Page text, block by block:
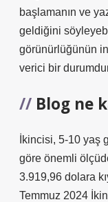
başlamanın ve
geldiğini
görünürlüğünün
verici bir
Blog ne
İkincisi, 5-10 yaş
göre önemli
3.919,96 dolara
Temmuz 2024